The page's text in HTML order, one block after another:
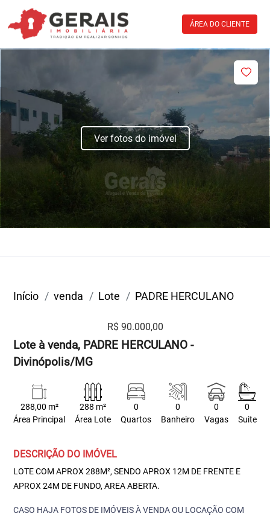
ÁREA DO CLIENTE
Ver fotos do imóvel
Início venda Lote PADRE HERCULANO
R$ 90.000,00
Lote à venda, PADRE HERCULANO -
Divinópolis/MG
288,00 m²
Área Principal
288 m²
Área Lote
0
Quartos
0
Banheiro
0
Vagas
0
Suite
DESCRIÇÃO DO IMÓVEL
LOTE COM APROX 288M², SENDO APROX 12M DE FRENTE E
APROX 24M DE FUNDO, AREA ABERTA.
CASO HAJA FOTOS DE IMÓVEIS À VENDA OU LOCAÇÃO COM